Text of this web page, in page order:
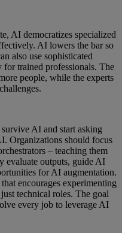
AI democratizes specialized
AI lowers the bar so
also use sophisticated
trained professionals. The
people, while the experts
AI and start asking
Organizations should focus
– teaching them
evaluate outputs, guide AI
for AI augmentation.
encourages experimenting
technical roles. The goal
every job to leverage AI